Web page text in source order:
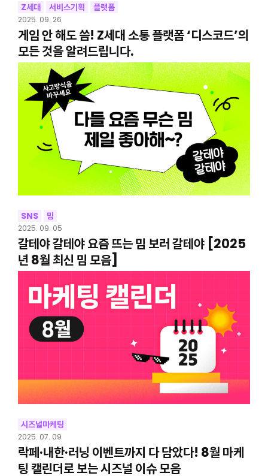
Z세대 서비스기획 플랫폼
2025. 09. 26
게임 안 해도 씀! Z세대 소통 플랫폼 ‘디스코드’의
모든 것을 알려드립니다.
SNS 밈
2025. 09. 05
갈테야 갈테야 요즘 뜨는 밈 보러 갈테야 [2025
년 8월 최신 밈 모음]
시즈널마케팅
2025. 07. 09
락페·내한·러닝 이벤트까지 다 담았다! 8월 마케
팅 캘린더로 보는 시즈널 이슈 모음